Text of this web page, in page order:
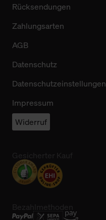
Rücksendungen
Zahlungsarten
AGB
Datenschutz
Datenschutzeinstellungen
Impressum
Widerruf